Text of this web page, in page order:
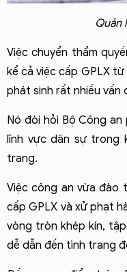
Quản
Việc chuyển thẩm
kể cả việc cấp GPLX
phát sinh rất nhiều vấn
Nó đòi hỏi Bộ Công
lĩnh vực dân sự trong
trang.
Việc công an vừa đào
cấp GPLX và xử phạt
vòng tròn khép kín,
dễ dẫn đến tình trạng